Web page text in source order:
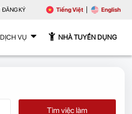
ĐĂNG KÝ Tiếng Việt English
DỊCH VỤ NHÀ TUYỂN DỤNG
Tìm việc làm